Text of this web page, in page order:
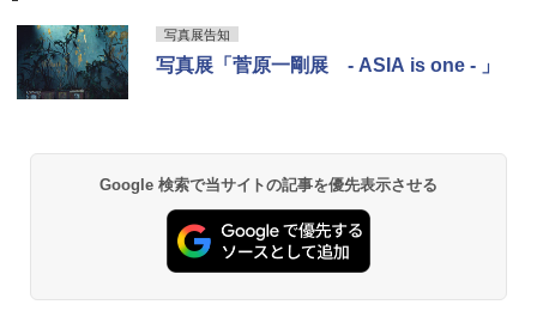
写真展告知
写真展「菅原一剛展 - ASIA is one - 」
Google 検索で当サイトの記事を優先表示させる